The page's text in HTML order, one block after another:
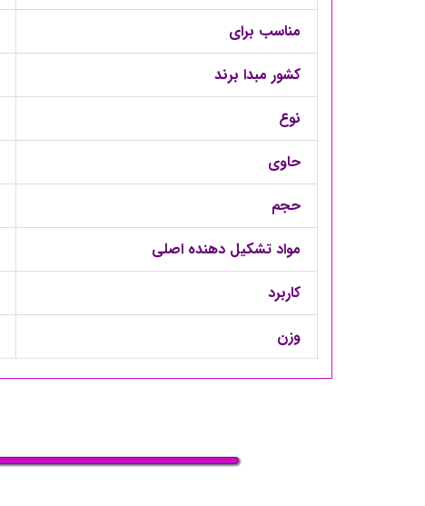
مناسب برای
کشور مبدا برند
نوع
حاوی
حجم
مواد تشکیل دهنده اصلی
کاربرد
وزن